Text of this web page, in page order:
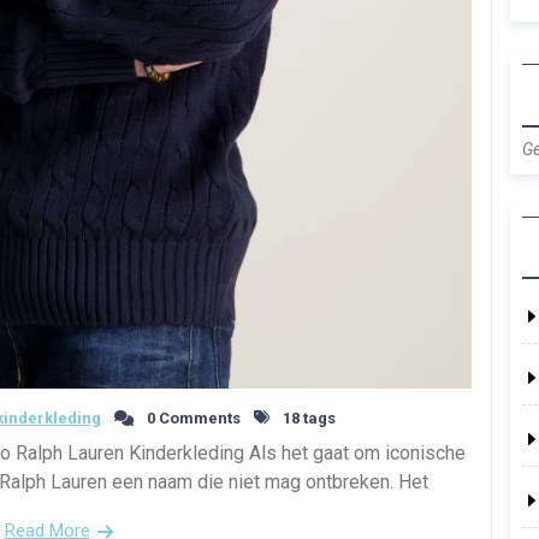
0 Comments 18 tags
Ralph Lauren Kinderkleding Als het gaat om iconische
Lauren een naam die niet mag ontbreken. Het
Read More